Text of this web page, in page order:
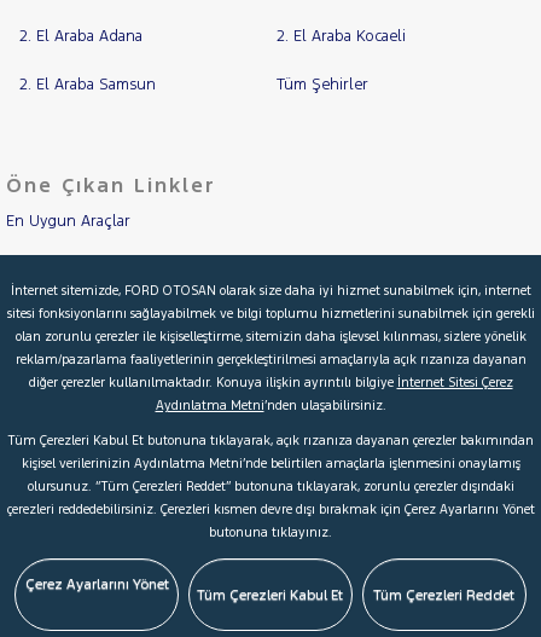
JEEP
KIA
MAN
MITSUBISHI
MOTORSIKLET
NISSAN
PEUGEOT
RENAULT
SEAT
SSANGYONG
SUBARU
Tipi
Aktarma
Garanti
Kampanya
ve
Boya
Parça
İlan
2. El Araba Adana 2. El Araba Kocaeli
2. El Araba Samsun Tüm Şehirler
Öne Çıkan Linkler
En Uygun Araçlar
İkinci El Garanti
Kampanyalar
Kredi Hesaplama & Başvuru
© 2026 Ford Türkiye Ford Kurumsal Hakkımızda
Şartlar & Kişisel Verilerin Korunması S.S.S.
Çerez Tercihleri
İnternet sitemizde, FORD OTOSAN olarak size daha iyi hizmet sunabilmek için, internet
sitesi fonksiyonlarını sağlayabilmek ve bilgi toplumu hizmetlerini sunabilmek için gerekli
olan zorunlu çerezler ile kişiselleştirme, sitemizin daha işlevsel kılınması, sizlere yönelik
reklam/pazarlama faaliyetlerinin gerçekleştirilmesi amaçlarıyla açık rızanıza dayanan
diğer çerezler kullanılmaktadır. Konuya ilişkin ayrıntılı bilgiye İnternet Sitesi Çerez
Aydınlatma Metni’nden ulaşabilirsiniz.
Tüm Çerezleri Kabul Et butonuna tıklayarak, açık rızanıza dayanan çerezler bakımından
kişisel verilerinizin Aydınlatma Metni’nde belirtilen amaçlarla işlenmesini onaylamış
olursunuz. “Tüm Çerezleri Reddet” butonuna tıklayarak, zorunlu çerezler dışındaki
çerezleri reddedebilirsiniz. Çerezleri kısmen devre dışı bırakmak için Çerez Ayarlarını Yönet
butonuna tıklayınız.
Çerez Ayarlarını Yönet
Tüm Çerezleri Kabul Et Tüm Çerezleri Reddet